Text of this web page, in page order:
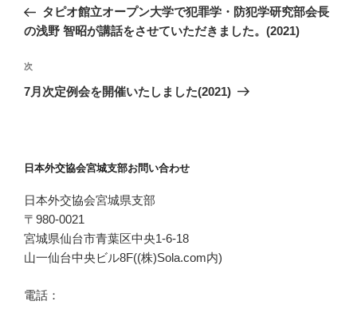
ナ
ゲ
ー
去
の
稿
タピオ館立オープン大学で犯罪学・防犯学研究部会長
の浅野 智昭が講話をさせていただきました。(2021)
次
の
次
7月次定例会を開催いたしました(2021)
日本外交協会宮城支部お問い合わせ
日本外交協会宮城県支部
〒980-0021
宮城県仙台市青葉区中央1-6-18
山一仙台中央ビル8F((株)Sola.com内)
電話：